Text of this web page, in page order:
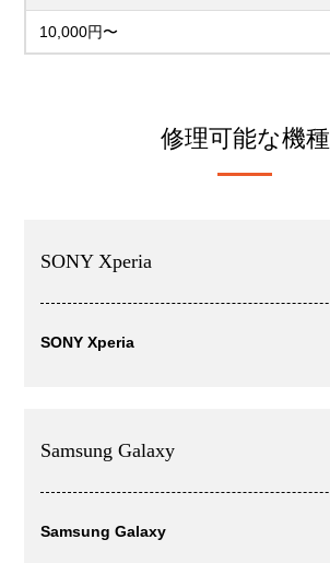
10,000円〜
修理可能な機種
SONY Xperia
SONY Xperia
Samsung Galaxy
Samsung Galaxy